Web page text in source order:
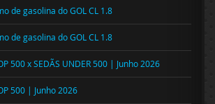
de gasolina do GOL CL 1.8
de gasolina do GOL CL 1.8
500 x SEDÃS UNDER 500 | Junho 2026
500 | Junho 2026